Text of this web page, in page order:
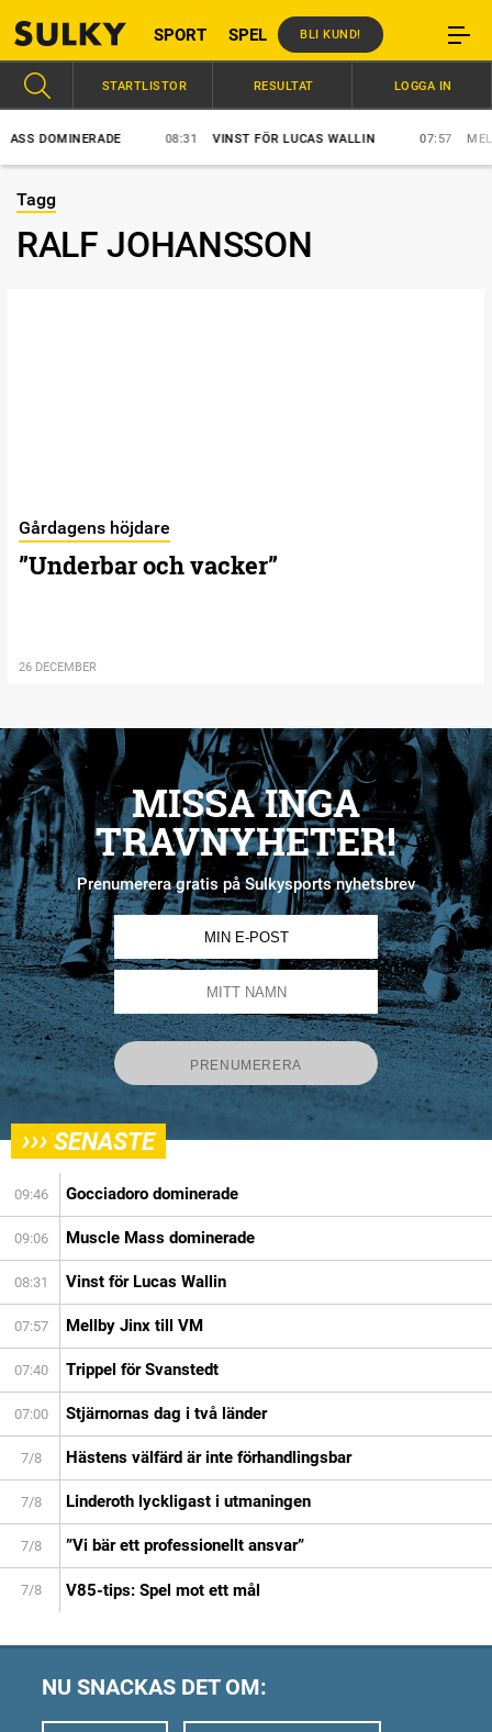
SPORT SPEL BLI KUND!
DOMINERADE 08:31 VINST FÖR LUCAS WALLIN 07:57
STARTLISTOR RESULTAT LOGGA IN
Tagg
RALF JOHANSSON
Gårdagens höjdare
”Underbar och vacker”
26 DECEMBER
MISSA INGA
TRAVNYHETER!
Prenumerera gratis på Sulkysports nyhetsbrev
››› SENASTE
09:46 Gocciadoro dominerade
09:06 Muscle Mass dominerade
08:31 Vinst för Lucas Wallin
07:57 Mellby Jinx till VM
07:40 Trippel för Svanstedt
07:00 Stjärnornas dag i två länder
7/8 Hästens välfärd är inte förhandlingsbar
7/8 Linderoth lyckligast i utmaningen
7/8 ”Vi bär ett professionellt ansvar”
7/8 V85-tips: Spel mot ett mål
NU SNACKAS DET OM: